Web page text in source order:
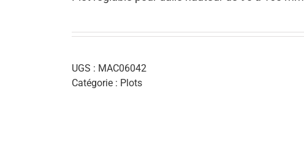
UGS : MAC06042
Catégorie : Plots